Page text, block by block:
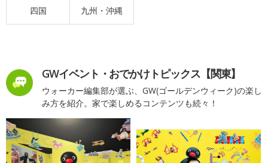
四国 九州・沖縄
GWイベント・おでかけトピックス【関東】
ウォーカー編集部が選ぶ、GW(ゴールデンウィーク)の楽し
み方を紹介。家で楽しめるコンテンツも続々！